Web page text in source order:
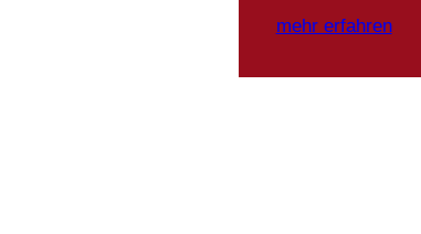
mehr erfahren